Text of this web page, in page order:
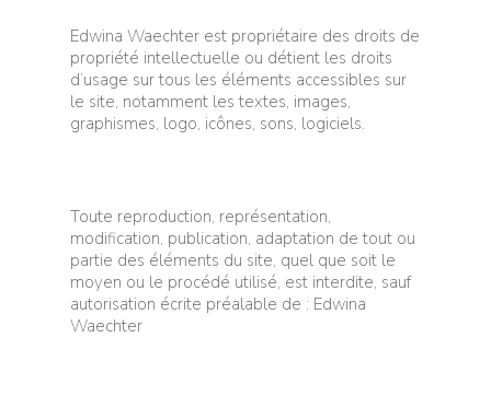
Edwina Waechter est propriétaire des droits de
propriété intellectuelle ou détient les droits
d’usage sur tous les éléments accessibles sur
le site, notamment les textes, images,
graphismes, logo, icônes, sons, logiciels.
Toute reproduction, représentation,
modification, publication, adaptation de tout ou
partie des éléments du site, quel que soit le
moyen ou le procédé utilisé, est interdite, sauf
autorisation écrite préalable de : Edwina
Waechter